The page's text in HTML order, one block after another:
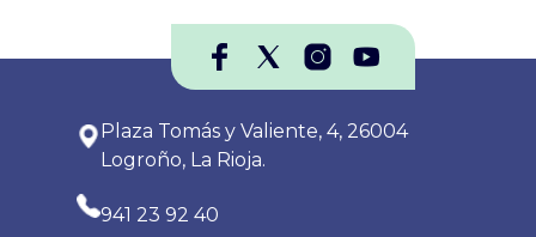
Plaza Tomás y Valiente, 4, 26004
Logroño, La Rioja.
941 23 92 40